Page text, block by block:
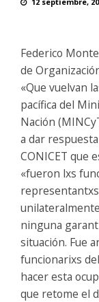
Federico
de
«Que vuelvan
pacífica del
Nación
a dar
CONICET que
«fueron lxs
ninguna
situación. Fue
funcionarixs
hacer esta
que retome el